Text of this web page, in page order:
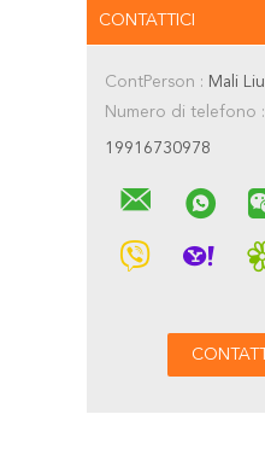
CONTATTICI
ContPerson : Mali Liu
Numero di telefono :
19916730978